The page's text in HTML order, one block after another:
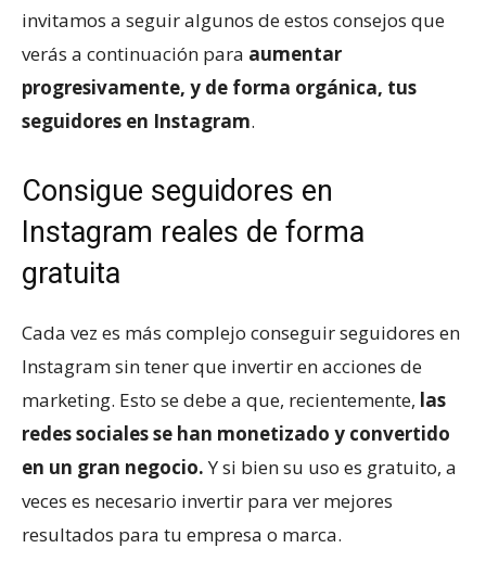
invitamos a seguir algunos de estos consejos que
verás a continuación para aumentar
progresivamente, y de forma orgánica, tus
seguidores en Instagram.
Consigue seguidores en
Instagram reales de forma
gratuita
Cada vez es más complejo conseguir seguidores en
Instagram sin tener que invertir en acciones de
marketing. Esto se debe a que, recientemente, las
redes sociales se han monetizado y convertido
en un gran negocio.Y si bien su uso es gratuito, a
veces es necesario invertir para ver mejores
resultados para tu empresa o marca.